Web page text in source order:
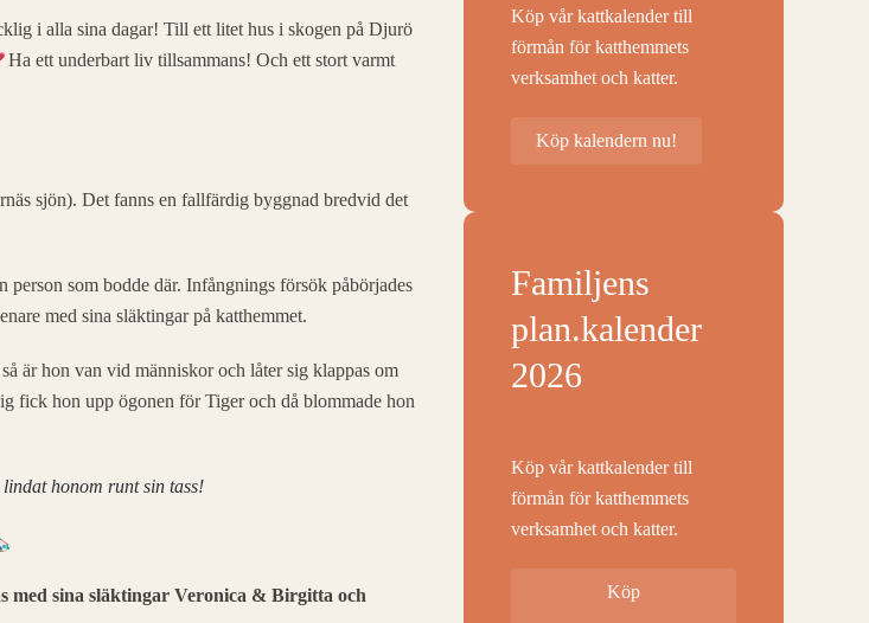
i alla sina dagar! Till ett litet hus i skogen på Djurö
Ha ett underbart liv tillsammans! Och ett stort varmt
sjön). Det fanns en fallfärdig byggnad bredvid det
som bodde där. Infångnings försök påbörjades
med sina släktingar på katthemmet.
är hon van vid människor och låter sig klappas om
fick hon upp ögonen för Tiger och då blommade hon
honom runt sin tass!
med sina släktingar Veronica & Birgitta och
Köp vår kattkalender till
förmån för katthemmets
verksamhet och katter.
Köp kalendern nu!
Familjens
plan.kalender
2026
Köp vår kattkalender till
förmån för katthemmets
verksamhet och katter.
Köp